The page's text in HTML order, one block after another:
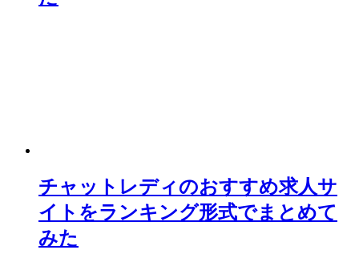
チャットレディのおすすめ求人サ
イトをランキング形式でまとめて
みた